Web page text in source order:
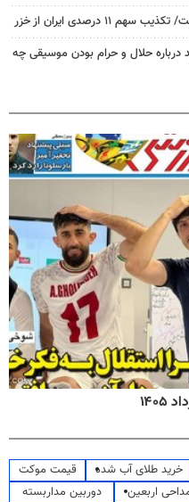
درصدی ایران از خزر
حلال و حرام بودن موسیقی چه
خرید طلای آب شده
قیمت موکت
اربعین
دوربین مداربسته